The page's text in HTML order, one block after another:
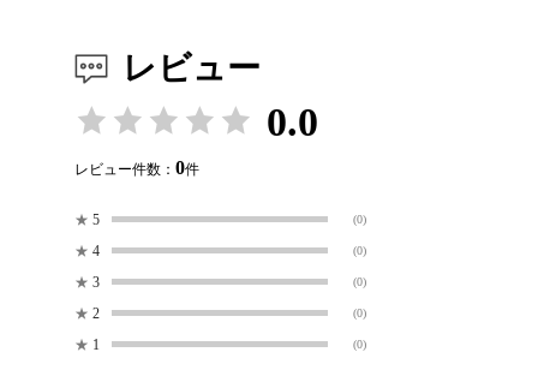
レビュー
0.0
レビュー件数： 0件
★ 5 (0)
★ 4 (0)
★ 3 (0)
★ 2 (0)
★ 1 (0)